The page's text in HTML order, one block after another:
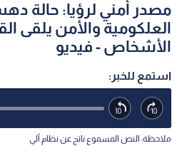
مصدر أمني لرؤيا: حالة
العلكومية والأمن يلقى
الأشخاص - فيديو
استمع للخبر:
ملاحظة: النص المسموع ناتج عن نظام آلي